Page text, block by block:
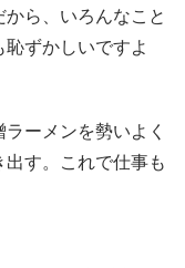
ら、いろんなこと
ずかしいですよ
ーメンを勢いよく
す。これで仕事も